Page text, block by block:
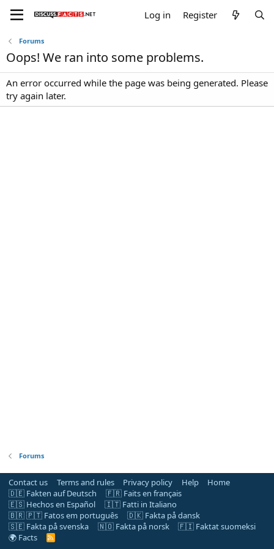
Log in Register
Forums
Oops! We ran into some problems.
An error occurred while the page was being generated. Please
try again later.
Forums
Contact us Terms and rules Privacy policy Help
Home
🇩🇪 Fakten auf Deutsch
🇫🇷 Faits en français
🇪🇸 Hechos en Español
🇮🇹 Fatti in Italiano
🇧🇷 🇵🇹 Fatos em português
🇩🇰 Fakta på dansk
🇸🇪 Fakta på svenska
🇳🇴 Fakta på norsk
🇫🇮 Faktat suomeksi
🌍 Facts
R